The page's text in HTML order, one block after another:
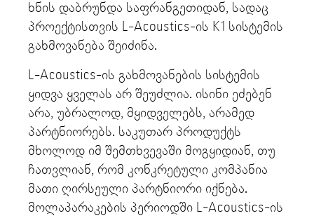
ხნის დაბრუნდა საფრანგეთიდან, სადაც
პროექტისთვის L-Acoustics-ის K1 სისტემის
გახმოვანება შეიძინა.
L-Acoustics-ის გახმოვანების სისტემის
ყიდვა ყველას არ შეუძლია. ისინი ეძებენ
არა, უბრალოდ, მყიდველებს, არამედ
პარტნიორებს. საკუთარ პროდუქტს
მხოლოდ იმ შემთხვევაში მოგყიდიან, თუ
ჩათვლიან, რომ კონკრეტული კომპანია
მათი ღირსეული პარტნიორი იქნება.
მოლაპარაკების პერიოდში L-Acoustics-ის